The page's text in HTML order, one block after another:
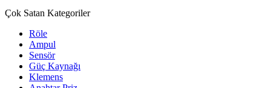
Çok Satan Kategoriler
Röle
Ampul
Sensör
Güç Kaynağı
Klemens